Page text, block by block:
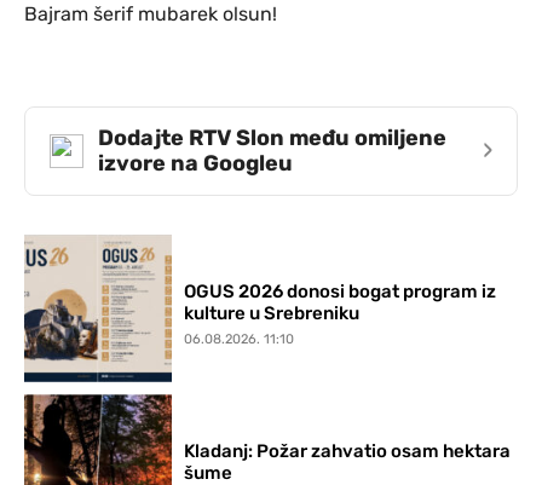
Bajram šerif mubarek olsun!
Dodajte RTV Slon među omiljene
izvore na Googleu
›
OGUS 2026 donosi bogat program iz
kulture u Srebreniku
06.08.2026. 11:10
Kladanj: Požar zahvatio osam hektara
šume